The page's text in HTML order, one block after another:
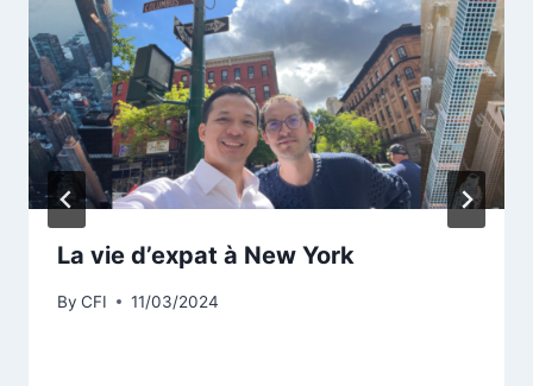
La vie d’expat à New York
By CFI 11/03/2024